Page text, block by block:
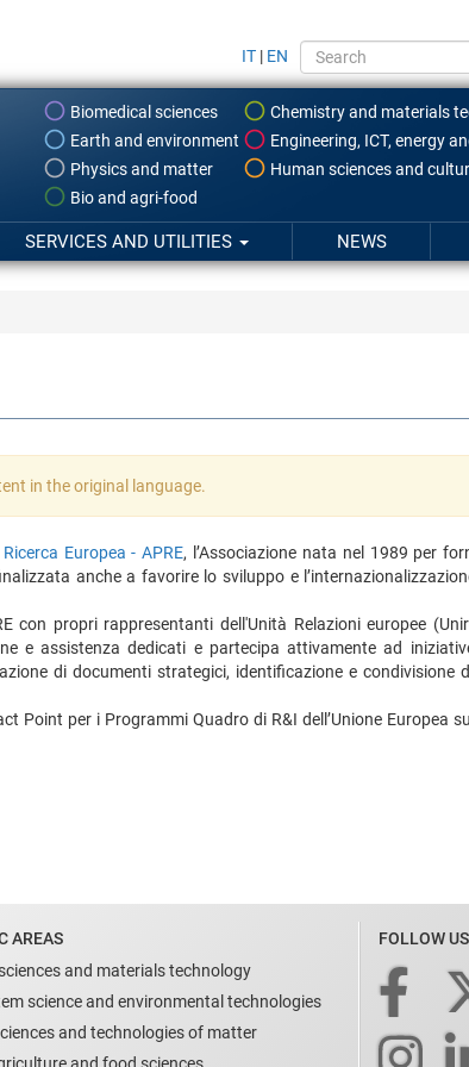
IT | EN
Biomedical sciences
Chemistry and materials
Earth and environment
Engineering, ICT, energy
Physics and matter
Human sciences and
Bio and agri-food
SERVICES AND UTILITIES NEWS
in the original language.
Europea - APRE, l’Associazione nata nel 1989 per
anche a favorire lo sviluppo e
propri rappresentanti dell'Unità Relazioni europee
e assistenza dedicati e partecipa attivamente ad
di documenti strategici, identificazione e condivisione
per i Programmi Quadro di R&I dell’Unione Europea
AREAS
and materials technology
science and environmental technologies
and technologies of matter
FOLLOW US